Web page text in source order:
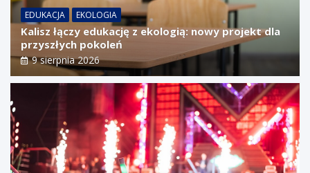
EDUKACJA EKOLOGIA
Kalisz łączy edukację z ekologią: nowy projekt dla
przyszłych pokoleń
9 sierpnia 2026